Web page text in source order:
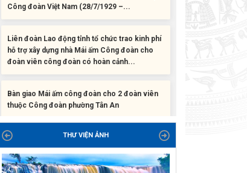
Liên đoàn Lao động tỉnh tổ chức trao kinh phí
đoàn viên công đoàn có hoàn cảnh...
Bàn giao Mái ấm công đoàn cho 2 đoàn viên
chấm đọc tiếng Anh cho con đoàn viên, người
lao động khó khăn trước khai...
THƯ VIỆN ẢNH